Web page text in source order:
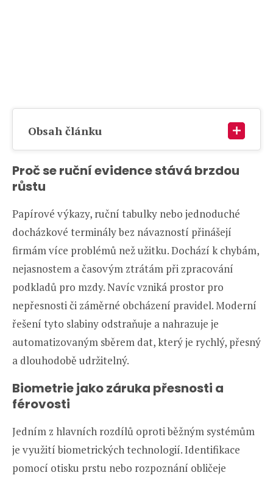
Obsah článku
Proč se ručníevidence stává brzdou
růstu
Papírové výkazy, ruční tabulky nebo jednoduché
docházkové terminály bez návazností přinášejí
firmám více problémů než užitku. Dochází k chybám,
nejasnostem a časovým ztrátám při zpracování
podkladů pro mzdy. Navíc vzniká prostor pro
nepřesnosti či záměrné obcházení pravidel. Moderní
řešení tyto slabiny odstraňuje a nahrazuje je
automatizovaným sběrem dat, který je rychlý, přesný
a dlouhodobě udržitelný.
Biometrie jako záruka přesnosti a
férovosti
Jedním z hlavních rozdílů oproti běžným systémům
je využití biometrických technologií. Identifikace
pomocí otisku prstu nebo rozpoznání obličeje